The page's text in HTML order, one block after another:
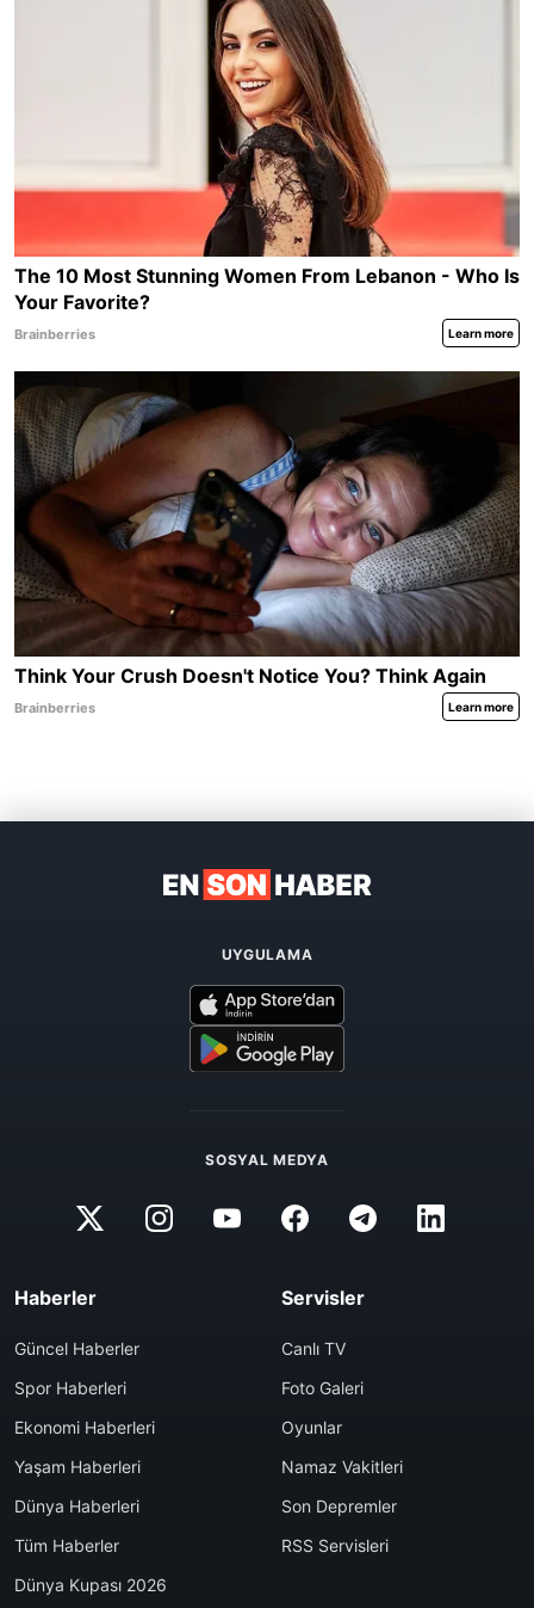
UYGULAMA
SOSYAL MEDYA
Haberler
Güncel Haberler
Spor Haberleri
Ekonomi Haberleri
Yaşam Haberleri
Dünya Haberleri
Tüm Haberler
Dünya Kupası 2026
Servisler
Canlı TV
Foto Galeri
Oyunlar
Namaz Vakitleri
Son Depremler
RSS Servisleri